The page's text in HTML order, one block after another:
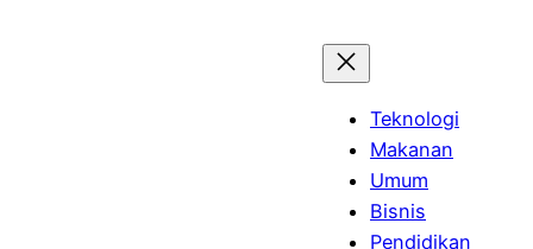
Teknologi
Makanan
Umum
Bisnis
Pendidikan